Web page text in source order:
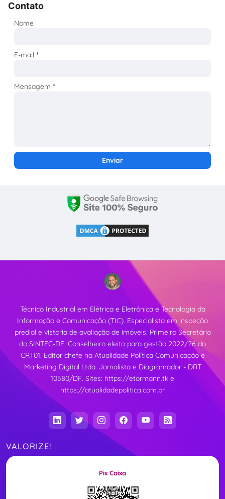
Contato
Nome
E-mail*
Mensagem*
Técnico Industrial em Elétrica e Eletrônica e Tecnologia da
Informação e Comunicação (TIC). Especialista em inspeção
predial e vistoria de avaliação de imóveis. Primeiro Secretário
do SINTEC-DF. Conselheiro eleito para gestão 2022/26 do
CRT01. Editor chefe na Atualidade Política Comunicação e
Marketing Digital Ltda. Jornalista e Diagramador - DRT
10580/DF. Sites: https://etormann.tk e
https://atualidadepolitica.com.br
VALORIZE!
Pix Caixa